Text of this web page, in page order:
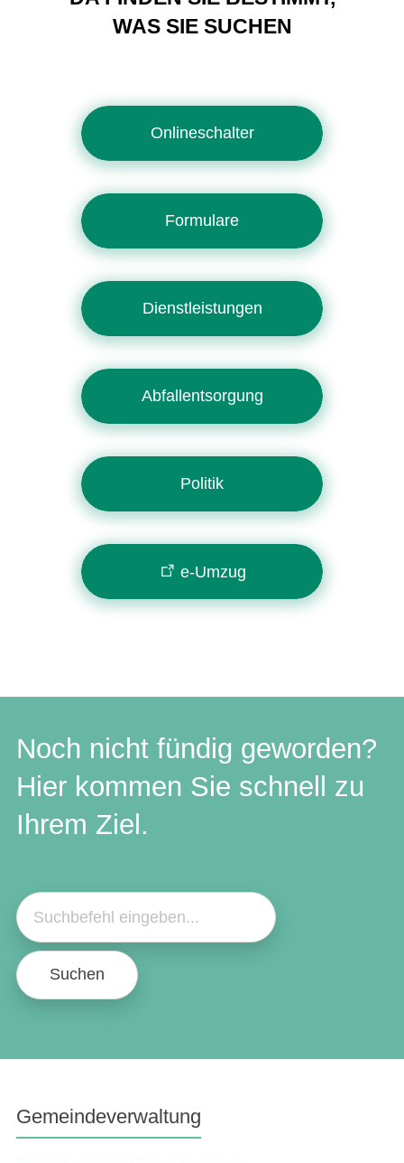
WAS SIE SUCHEN
Onlineschalter
Formulare
Dienstleistungen
Abfallentsorgung
Politik
e-Umzug
Noch nicht fündig geworden?
Hier kommen Sie schnell zu
Ihrem Ziel.
Suchen
Gemeindeverwaltung